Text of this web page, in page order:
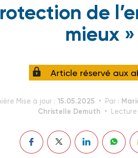
de
mieux »
Article réservé aux
Mise à jour : 15.05.2025 Par :
Christelle Demuth
Lecture